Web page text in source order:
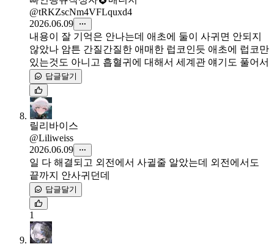
@tRKZscNm4VFLquxd4
2026.06.09
내용이 잘 기억은 안나는데 애초에 둘이 사귀면 안되지
않았나 암튼 간질간질한 애매한 럽코인듯 애초에 럽코만
있는것도 아니고 흡혈귀에 대해서 세계관 얘기도 풀어서
답글달기
릴리바이스
@Liliweiss
2026.06.09
일 다 해결되고 외전에서 사귈줄 알았는데 외전에서도
끝까지 안사귀던데
답글달기
1